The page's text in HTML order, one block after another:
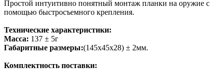
Простой интуитивно понятный монтаж планки на оружие с
помощью быстросъемного крепления.
Технические характеристики:
Масса: 137 ± 5г
Габаритные размеры:(145х45х28) ± 2мм.
Комплектность поставки: